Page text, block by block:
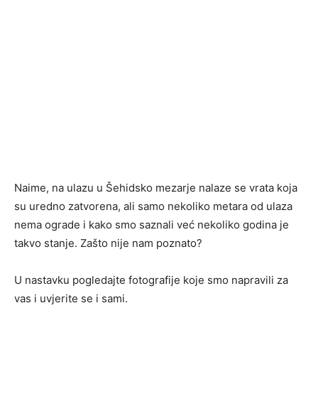
Naime, na ulazu u Šehidsko mezarje nalaze se vrata koja
su uredno zatvorena, ali samo nekoliko metara od ulaza
nema ograde i kako smo saznali već nekoliko godina je
takvo stanje. Zašto nije nam poznato?
U nastavku pogledajte fotografije koje smo napravili za
vas i uvjerite se i sami.